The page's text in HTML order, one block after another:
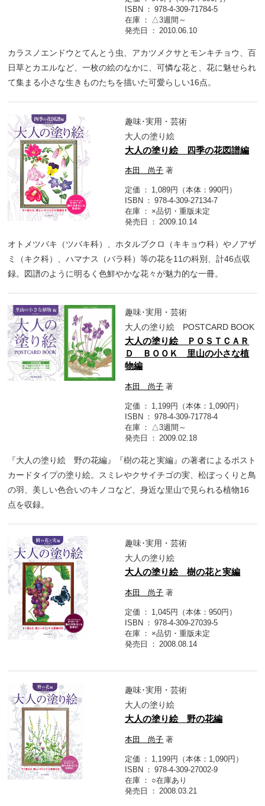
ISBN
978-4-309-71784-5
在庫
△3週間～
発売日
2010.06.10
カラスノエンドウとてんとう虫、アカツメクサとモンキチョウ、百
日草とカエルなど、一枚の絵のなかに、可憐な花と、花に魅せられ
て集まる小さな生きものたちを描いた可愛らしい16点。
趣味･実用・芸術
大人の塗り絵
大人の塗り絵 四季の花図譜編
本田 尚子 著
定価
1,089円（本体：990円）
ISBN
978-4-309-27134-7
在庫
×品切・重版未定
発売日
2009.10.14
オトメツバキ（ツバキ科）、ホタルブクロ（キキョウ科）やノアザ
ミ（キク科）、ハマナス（バラ科）等の花を11の科別、計46点収
録。図譜のように明るく色鮮やかな花々が魅力的な一冊。
趣味･実用・芸術
大人の塗り絵 POSTCARD BOOK
大人の塗り絵 ＰＯＳＴＣＡＲ
Ｄ ＢＯＯＫ 里山の小さな植
物編
本田 尚子 著
定価
1,199円（本体：1,090円）
ISBN
978-4-309-71778-4
在庫
△3週間～
発売日
2009.02.18
『大人の塗り絵 野の花編』『樹の花と実編』の著者によるポスト
カードタイプの塗り絵。スミレやクサイチゴの実、松ぼっくりと鳥
の羽、美しい色合いのキノコなど、身近な里山で見られる植物16
点を収録。
趣味･実用・芸術
大人の塗り絵
大人の塗り絵 樹の花と実編
本田 尚子 著
定価
1,045円（本体：950円）
ISBN
978-4-309-27039-5
在庫
×品切・重版未定
発売日
2008.08.14
趣味･実用・芸術
大人の塗り絵
大人の塗り絵 野の花編
本田 尚子 著
定価
1,199円（本体：1,090円）
ISBN
978-4-309-27002-9
在庫
○在庫あり
発売日
2008.03.21